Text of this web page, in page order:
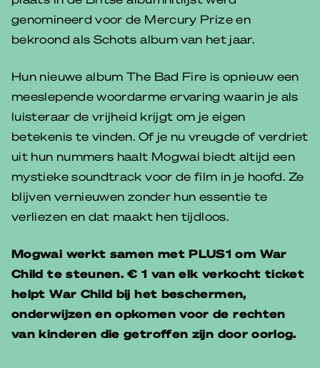
genomineerd voor de Mercury Prize en
bekroond als Schots album van het jaar.
Hun nieuwe album The Bad Fire is opnieuw een
meeslepende woordarme ervaring waarin je als
luisteraar de vrijheid krijgt om je eigen
betekenis te vinden. Of je nu vreugde of verdriet
uit hun nummers haalt Mogwai biedt altijd een
mystieke soundtrack voor de film in je hoofd. Ze
blijven vernieuwen zonder hun essentie te
verliezen en dat maakt hen tijdloos.
Mogwai werkt samen met PLUS1 om War
Child te steunen. € 1 van elk verkocht ticket
helpt War Child bij het beschermen,
onderwijzen en opkomen voor de rechten
van kinderen die getroffen zijn door oorlog.